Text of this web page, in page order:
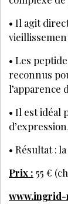
• Il agit
• Les
reconnus
l’apparence
• Il est idéal
• Résultat :
Prix : 55 €